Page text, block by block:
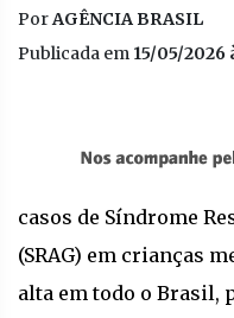
PorAGÊNCIA BRASIL
Publicada em 15/05/2026
casos de Síndrome
(SRAG) em crianças
alta em todo o Brasil,